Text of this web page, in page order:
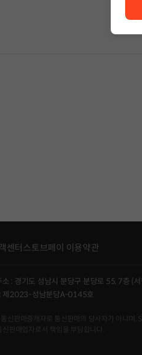
센터스토브페이 이용약관
소 : 경기도 성남시 분당구 분당로 55, 7층 (
: 제2023-성남분당A-0145호
신판매중개자로 통신판매의 당사자가 아니며
판매업자로서 책임을 부담합니다.